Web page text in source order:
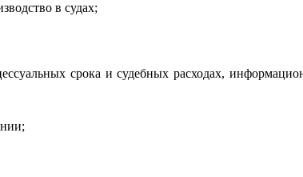
в судах;
срока и судебных расходах,